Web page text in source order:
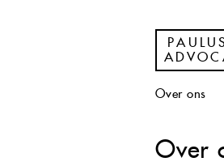
Over ons
Over